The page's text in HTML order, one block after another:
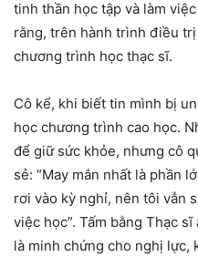
tinh thần học tập và làm
rằng, trên hành trình điều
chương trình học thạc sĩ.
Cô kể, khi biết tin mình bị
học chương trình cao học.
để giữ sức khỏe, nhưng cô
sẻ: “May mắn nhất là phần
rơi vào kỳ nghỉ, nên tôi vẫn
việc học”. Tấm bằng Thạc
là minh chứng cho nghị lực,